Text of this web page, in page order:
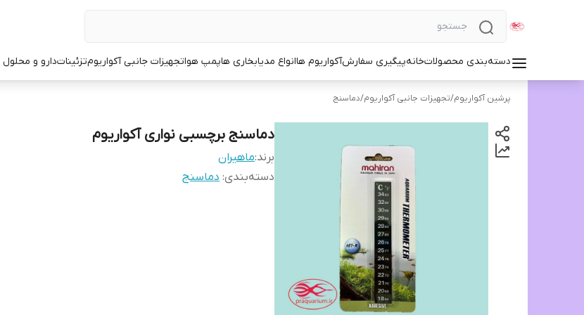
دسته‌بندی محصولاتخانهپیگیری سفارشآکواریوم هاانواع مدیابخاری هاپمپ هواتجهیزات جانبی آکواریومتزئیناتدارو و محلول
پرشین آکواریوم/تجهیزات جانبی آکواریوم/دماسنج
دماسنج برچسبی نواری آکواریوم
برند:ماهیران
دسته‌بندی: دماسنج